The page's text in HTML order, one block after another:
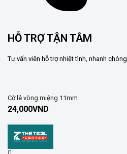
HỖ TRỢ TẬN TÂM
Tư vấn viên hỗ trợ nhiệt tình, nhanh chóng
Cờ lê vòng miệng 11mm
24,000VND